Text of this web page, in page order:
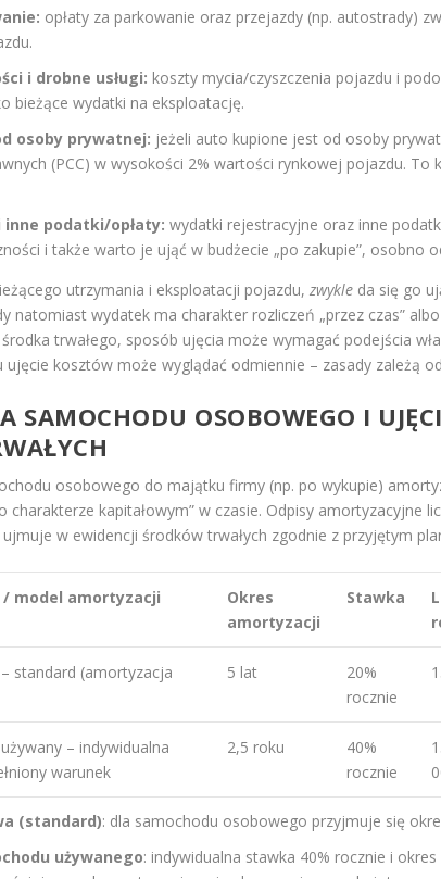
opłaty za parkowanie oraz przejazdy (np. autostrady)
i drobne usługi: koszty mycia/czyszczenia pojazdu i
bieżące wydatki na eksploatację.
osoby prywatnej: jeżeli auto kupione jest od osoby
(PCC) w wysokości 2% wartości rynkowej pojazdu.
podatki/opłaty: wydatki rejestracyjne oraz inne
i także warto je ująć w budżecie „po zakupie”, osobno
utrzymania i eksploatacji pojazdu,zwykle da się go
natomiast wydatek ma charakter rozliczeń „przez czas”
trwałego, sposób ujęcia może wymagać podejścia
ujęcie kosztów może wyglądać odmiennie – zasady zależą
SAMOCHODU OSOBOWEGO I
osobowego do majątku firmy (np. po wykupie)
charakterze kapitałowym” w czasie. Odpisy amortyzacyjne
w ewidencji środków trwałych zgodnie z przyjętym
/ model amortyzacji
Okres
amortyzacji
Stawka
standard (amortyzacja
5 lat
20%
rocznie
– indywidualna
warunek
2,5 roku
40%
rocznie
(standard): dla samochodu osobowego przyjmuje się
używanego: indywidualna stawka 40% rocznie i